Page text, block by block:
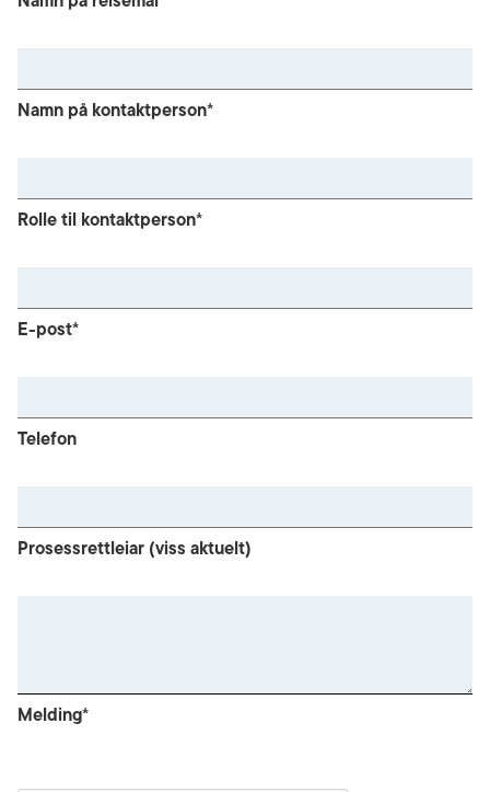
Namn på kontaktperson*
Rolle til kontaktperson*
E-post*
Telefon
Prosessrettleiar (viss aktuelt)
Melding*